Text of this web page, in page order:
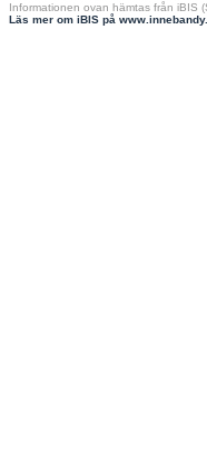
Informationen ovan hämtas från iBIS
Läs mer om iBIS på